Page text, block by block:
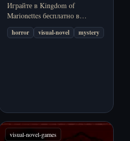
Играйте в Kingdom of
Marionettes бесплатно в
браузере. Исследуйте мрачный
кукольный театр, встречайте
horror visual-novel mystery
visual-novel-games